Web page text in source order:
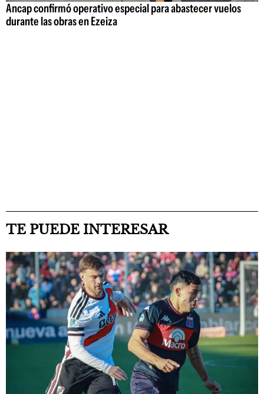
Ancap confirmó operativo especial para abastecer vuelos
durante las obras en Ezeiza
TE PUEDE INTERESAR